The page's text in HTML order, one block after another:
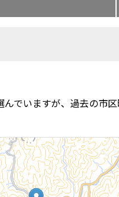
でいますが、過去の市